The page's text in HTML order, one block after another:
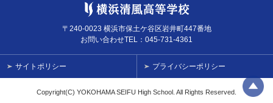
〒240-0023 横浜市保土ケ谷区岩井町447番地
お問い合わせTEL： 045-731-4361
サイトポリシー プライバシーポリシー
Copyright(C) YOKOHAMA SEIFU High School. All Rights Reserved.